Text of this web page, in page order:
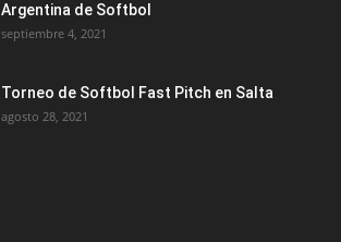
Argentina de Softbol
septiembre 4, 2021
Torneo de Softbol Fast Pitch en Salta
agosto 28, 2021